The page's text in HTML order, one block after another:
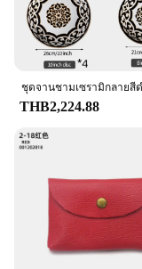
THB2,224.88